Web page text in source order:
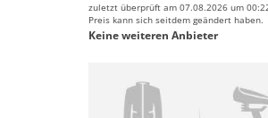
zuletzt überprüft am 07.08.2026 um
Preis kann sich seitdem geändert haben.
Keine weiteren Anbieter